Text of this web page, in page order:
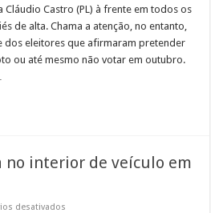
Castro (PL) à frente em todos os
de alta. Chama a atenção, no entanto,
dos eleitores que afirmaram pretender
ou até mesmo não votar em outubro.
no interior de veículo em
desativados